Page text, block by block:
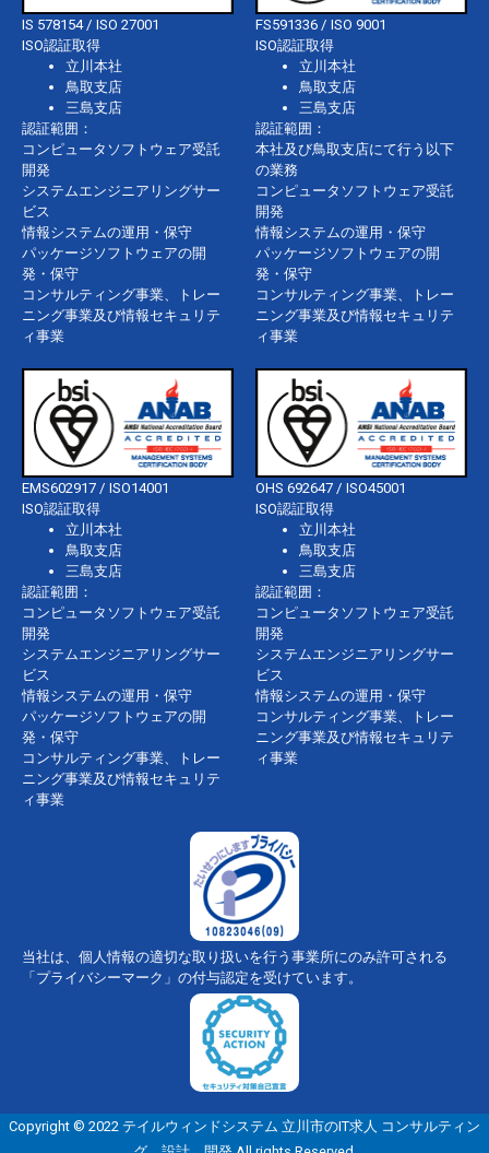
IS 578154 / ISO 27001
ISO認証取得
立川本社
鳥取支店
三島支店
認証範囲：
コンピュータソフトウェア受託
開発
システムエンジニアリングサー
ビス
情報システムの運用・保守
パッケージソフトウェアの開
発・保守
コンサルティング事業、トレー
ニング事業及び情報セキュリテ
ィ事業
FS591336 / ISO 9001
ISO認証取得
立川本社
鳥取支店
三島支店
認証範囲：
本社及び鳥取支店にて行う以下
の業務
コンピュータソフトウェア受託
開発
情報システムの運用・保守
パッケージソフトウェアの開
発・保守
コンサルティング事業、トレー
ニング事業及び情報セキュリテ
ィ事業
EMS602917 / ISO14001
ISO認証取得
立川本社
鳥取支店
三島支店
認証範囲：
コンピュータソフトウェア受託
開発
システムエンジニアリングサー
ビス
情報システムの運用・保守
パッケージソフトウェアの開
発・保守
コンサルティング事業、トレー
ニング事業及び情報セキュリテ
ィ事業
OHS 692647 / ISO45001
ISO認証取得
立川本社
鳥取支店
三島支店
認証範囲：
コンピュータソフトウェア受託
開発
システムエンジニアリングサー
ビス
情報システムの運用・保守
コンサルティング事業、トレー
ニング事業及び情報セキュリテ
ィ事業
当社は、個人情報の適切な取り扱いを行う事業所にのみ許可される
「プライバシーマーク」の付与認定を受けています。
Copyright © 2022 テイルウィンドシステム 立川市のIT求人 コンサルティン